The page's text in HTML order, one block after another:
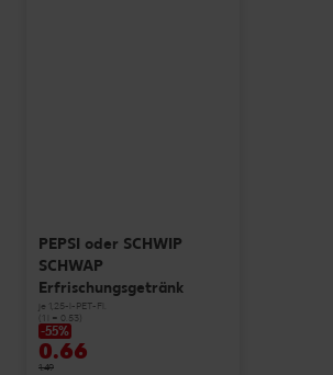
PEPSI oder SCHWIP
SCHWAP
Erfrischungsgetränk
je 1,25-l-PET-Fl.
(1 l = 0.53)
-55%
0.66
1.49